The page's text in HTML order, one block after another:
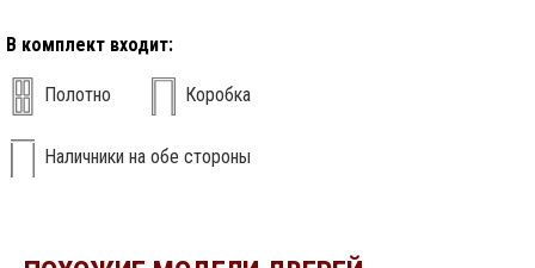
В комплект входит:
Полотно Коробка
Наличники на обе стороны